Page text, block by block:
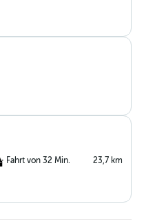
Fahrt von 32 Min. 23,7 km